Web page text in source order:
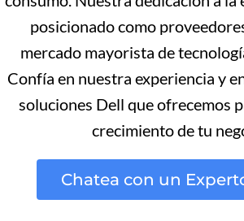
posicionado como
mercado mayorista de
Confía en nuestra experiencia y
soluciones Dell que ofrecemos
crecimiento de tu
Chatea con un